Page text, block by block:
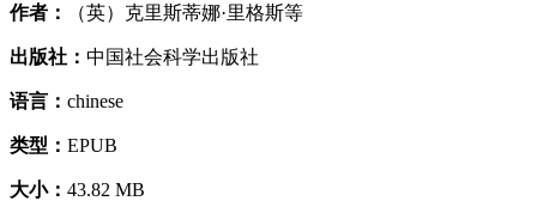
作者： （英）克里斯蒂娜·里格斯等
出版社： 中国社会科学出版社
语言： chinese
类型： EPUB
大小： 43.82 MB